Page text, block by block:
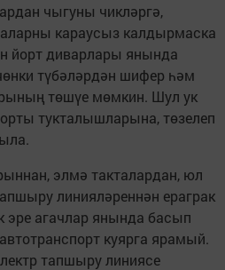
чыгуны чикләргә,
караусыз калдырмаска
йорт диварлары янында
түбәләрдән шифер һәм
төшүе мөмкин. Шул ук
тукталышларына, төзелеп
элмә такталардан, юл
линияләреннән ераграк
эре агачлар янында басып
куярга ярамый.
тапшыру линиясе